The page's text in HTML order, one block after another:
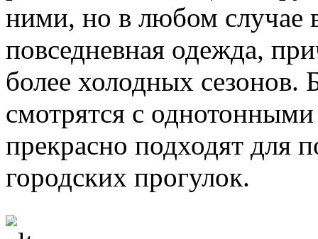
ними, но в любом случае
повседневная одежда,
более холодных сезонов.
смотрятся с
прекрасно подходят для
городских прогулок.